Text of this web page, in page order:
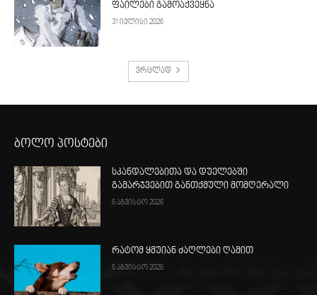
ფაილები გამოაქვეყნა
31 ივლისი 2026
ვრცლად
ბოლო პოსტები
სკანდალებითა და დუელებში
გამარჯვებით განთქმული მომღერალი
6 აგვისტო 2026
რატომ ყმუიან ძაღლები ღამით
6 აგვისტო 2026